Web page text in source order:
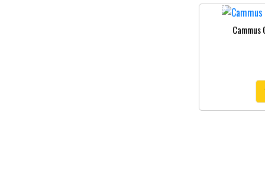
Stokta Yok